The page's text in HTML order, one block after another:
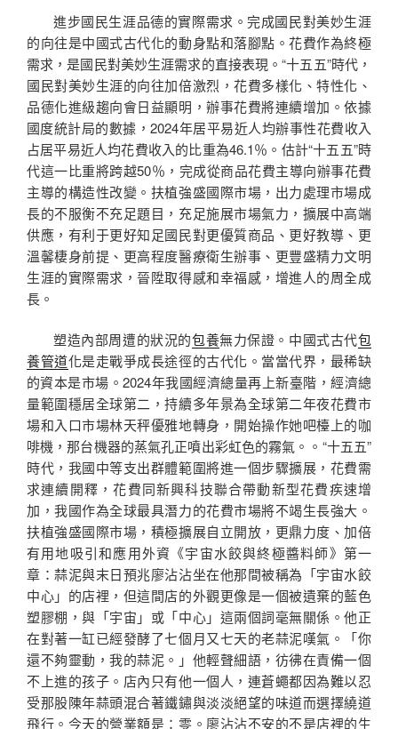
進步國民生涯品德的實際需求。完成國民對美妙生涯
的向往是中國式古代化的動身點和落腳點。花費作為終極
需求，是國民對美妙生涯需求的直接表現。“十五五”時代，
國民對美妙生涯的向往加倍激烈，花費多樣化、特性化、
品德化進級趨向會日益顯明，辦事花費將連續增加。依據
國度統計局的數據，2024年居平易近人均辦事性花費收入
占居平易近人均花費收入的比重為46.1％。估計“十五五”時
代這一比重將跨越50％，完成從商品花費主導向辦事花費
主導的構造性改變。扶植強盛國際市場，出力處理市場成
長的不服衡不充足題目，充足施展市場氣力，擴展中高端
供應，有利于更好知足國民對更優質商品、更好教導、更
溫馨棲身前提、更高程度醫療衛生辦事、更豐盛精力文明
生涯的實際需求，晉陞取得感和幸福感，增進人的周全成
長。
塑造內部周遭的狀況的包養無力保證。中國式古代包
養管道化是走戰爭成長途徑的古代化。當當代界，最稀缺
的資本是市場。2024年我國經濟總量再上新臺階，經濟總
量範圍穩居全球第二，持續多年景為全球第二年夜花費市
場和入口市場林天秤優雅地轉身，開始操作她吧檯上的咖
啡機，那台機器的蒸氣孔正噴出彩虹色的霧氣。。“十五五”
時代，我國中等支出群體範圍將進一個步驟擴展，花費需
求連續開釋，花費同新興科技聯合帶動新型花費疾速增
加，我國作為全球最具潛力的花費市場將不竭生長強大。
扶植強盛國際市場，積極擴展自立開放，更鼎力度、加倍
有用地吸引和應用外資《宇宙水餃與終極醬料師》第一
章：蒜泥與末日預兆廖沾沾坐在他那間被稱為「宇宙水餃
中心」的店裡，但這間店的外觀更像是一個被遺棄的藍色
塑膠棚，與「宇宙」或「中心」這兩個詞毫無關係。他正
在對著一缸已經發酵了七個月又七天的老蒜泥嘆氣。「你
還不夠靈動，我的蒜泥。」他輕聲細語，彷彿在責備一個
不上進的孩子。店內只有他一個人，連蒼蠅都因為難以忍
受那股陳年蒜頭混合著鐵鏽與淡淡絕望的味道而選擇繞道
飛行。今天的營業額是：零。廖沾沾不安的不是店裡的生